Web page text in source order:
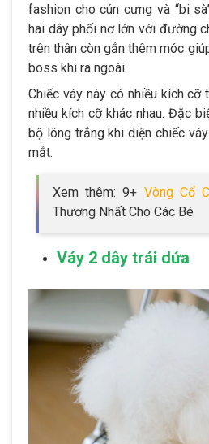
fashion cho cún cưng và “bi
hai dây phối nơ lớn với đường
trên thân còn gắn thêm móc
boss khi ra ngoài.
Chiếc váy này có nhiều kích cỡ
nhiều kích cỡ khác nhau. Đặc
bộ lông trắng khi diện chiếc
mắt.
Xem thêm: 9+ Vòng Cổ
Thương Nhất Cho Các Bé
Váy 2 dây trái dứa